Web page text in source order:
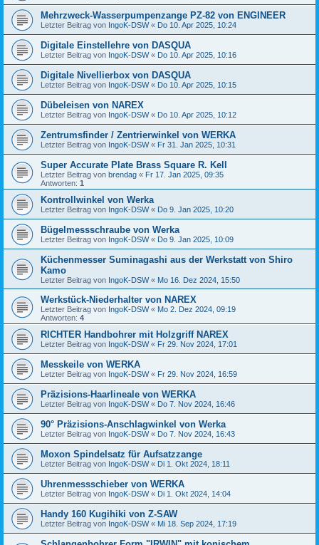
Mehrzweck-Wasserpumpenzange PZ-82 von ENGINEER
Letzter Beitrag von IngoK-DSW« Do 10. Apr 2025, 10:24
Digitale Einstellehre von DASQUA
Letzter Beitrag von IngoK-DSW« Do 10. Apr 2025, 10:16
Digitale Nivellierbox von DASQUA
Letzter Beitrag von IngoK-DSW« Do 10. Apr 2025, 10:15
Dübeleisen von NAREX
Letzter Beitrag von IngoK-DSW« Do 10. Apr 2025, 10:12
Zentrumsfinder / Zentrierwinkel von WERKA
Letzter Beitrag von IngoK-DSW« Fr 31. Jan 2025, 10:31
Super Accurate Plate Brass Square R. Kell
Letzter Beitrag von brendag « Fr 17. Jan 2025, 09:35
Antworten: 1
Kontrollwinkel von Werka
Letzter Beitrag von IngoK-DSW« Do 9. Jan 2025, 10:20
Bügelmessschraube von Werka
Letzter Beitrag von IngoK-DSW« Do 9. Jan 2025, 10:09
Küchenmesser Suminagashi aus der Werkstatt von Shiro
Kamo
Letzter Beitrag von IngoK-DSW« Mo 16. Dez 2024, 15:50
Werkstück-Niederhalter von NAREX
Letzter Beitrag von IngoK-DSW« Mo 2. Dez 2024, 09:19
Antworten: 4
RICHTER Handbohrer mit Holzgriff NAREX
Letzter Beitrag von IngoK-DSW« Fr 29. Nov 2024, 17:01
Messkeile von WERKA
Letzter Beitrag von IngoK-DSW« Fr 29. Nov 2024, 16:59
Präzisions-Haarlineale von WERKA
Letzter Beitrag von IngoK-DSW« Do 7. Nov 2024, 16:46
90° Präzisions-Anschlagwinkel von Werka
Letzter Beitrag von IngoK-DSW« Do 7. Nov 2024, 16:43
Moxon Spindelsatz für Aufsatzzange
Letzter Beitrag von IngoK-DSW« Di 1. Okt 2024, 18:11
Uhrenmessschieber von WERKA
Letzter Beitrag von IngoK-DSW« Di 1. Okt 2024, 14:04
Handy 160 Kugihiki von Z-SAW
Letzter Beitrag von IngoK-DSW« Mi 18. Sep 2024, 17:19